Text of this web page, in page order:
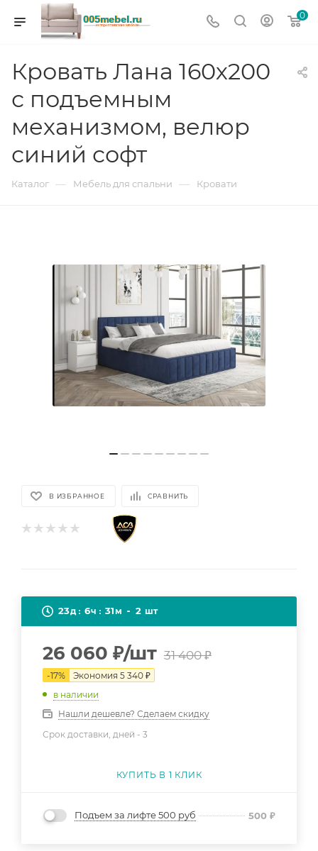
0
Кровать Лана 160х200
с подъемным
механизмом, велюр
синий софт
Каталог — Мебель для спальни — Кровати
В ИЗБРАННОЕ СРАВНИТЬ
23д 6ч 31м 2 шт
26 060 ₽/шт 31 400₽
-17% Экономия 5 340 ₽
в наличии
Нашли дешевле? Сделаем скидку
Срок доставки, дней - 3
КУПИТЬ В 1 КЛИК
Подъем за лифте 500 руб 500 ₽